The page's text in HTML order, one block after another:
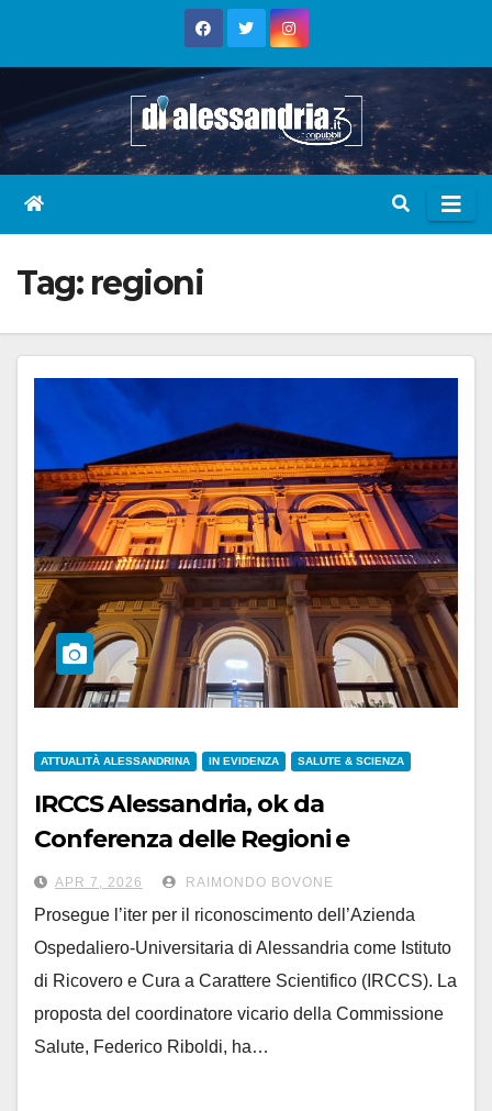
Tag: regioni
ATTUALITÀ ALESSANDRINA IN EVIDENZA SALUTE & SCIENZA
IRCCS Alessandria, ok da
Conferenza delle Regioni e
Commissione Salute
APR 7, 2026 RAIMONDO BOVONE
Prosegue l’iter per il riconoscimento dell’Azienda
Ospedaliero-Universitaria di Alessandria come Istituto
di Ricovero e Cura a Carattere Scientifico (IRCCS). La
proposta del coordinatore vicario della Commissione
Salute, Federico Riboldi, ha…